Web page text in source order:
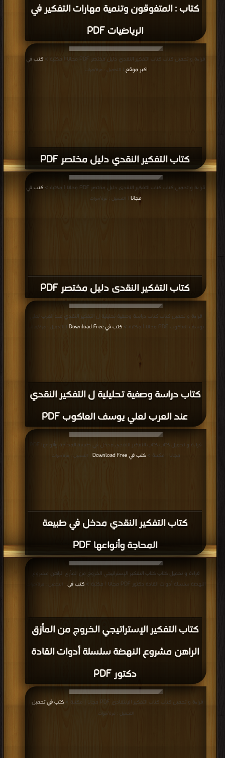
كتاب : المتفوقون وتنمية مهارات التفكير في
الرياضيات PDF
كتاب التفكير النقدي دليل مختصر PDF
قراءة و تحميل كتاب كتاب التفكير النقدي دليل مختصر PDF مجانا | مكتبة >
كتب في
اكبر موقع
| التحميل : مرة/مرات
كتاب التفكير النقدى دليل مختصر PDF
قراءة و تحميل كتاب كتاب التفكير النقدى دليل مختصر PDF مجانا | مكتبة >
كتب في
مجانا | التحميل : مرة/مرات
كتاب دراسة وصفية تحليلية ل التفكير النقدي
عند العرب لعلي يوسف العاكوب PDF
قراءة و تحميل كتاب كتاب دراسة وصفية تحليلية ل التفكير النقدي عند العرب لعلي
يوسف العاكوب PDF مجانا | مكتبة >
كتب في Download Free | التحميل : مرة/مرات
كتاب التفكير النقدي مدخل في طبيعة
المحاجة وأنواعها PDF
مجانا | مكتبة >كتب في Download Free | التحميل : مرة/مرات
كتاب التفكير الإستراتيجي الخروج من المأزق
الراهن مشروع النهضة سلسلة أدوات القادة
دكتور PDF
قراءة و تحميل كتاب كتاب التفكير الإستراتيجي الخروج من المأزق الراهن مشروع
النهضة سلسلة أدوات القادة دكتور PDF مجانا | مكتبة >
كتب في | التحميل : مرة/مرات
قراءة و تحميل كتاب كتاب التفكير الإنتقادى PDF مجانا | مكتبة > كتب في تحميل
التحميل : مرة/مرات